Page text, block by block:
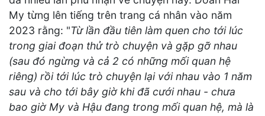
My từng lên tiếng trên trang cá nhân vào năm
2023 rằng: "Từ lần đầu tiên làm quen cho tới lúc
trong giai đoạn thử trò chuyện và gặp gỡ nhau
(sau đó ngừng và cả 2 có những mối quan hệ
riêng) rồi tới lúc trò chuyện lại với nhau vào 1 năm
sau và cho tới bây giờ khi đã cưới nhau - chưa
bao giờ My và Hậu đang trong mối quan hệ, mà là